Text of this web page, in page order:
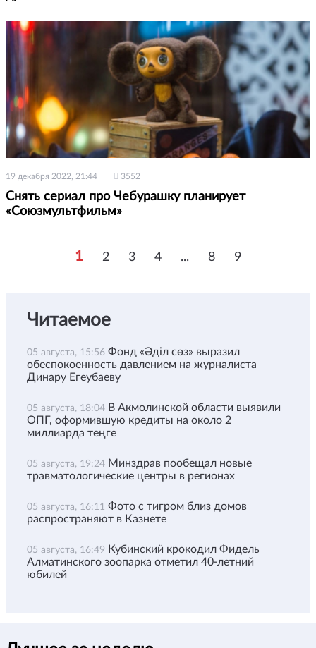
19 декабря 2022, 21:44 3552
Снять сериал про Чебурашку планирует
«Союзмультфильм»
1 2 3 4 ... 8 9
Читаемое
05 августа, 15:56 Фонд «Әділ сөз» выразил
обеспокоенность давлением на журналиста
Динару Егеубаеву
05 августа, 18:04 В Акмолинской области выявили
ОПГ, оформившую кредиты на около 2
миллиарда теңге
05 августа, 19:24 Минздрав пообещал новые
травматологические центры в регионах
05 августа, 16:11 Фото с тигром близ домов
распространяют в Казнете
05 августа, 16:49 Кубинский крокодил Фидель
Алматинского зоопарка отметил 40-летний
юбилей